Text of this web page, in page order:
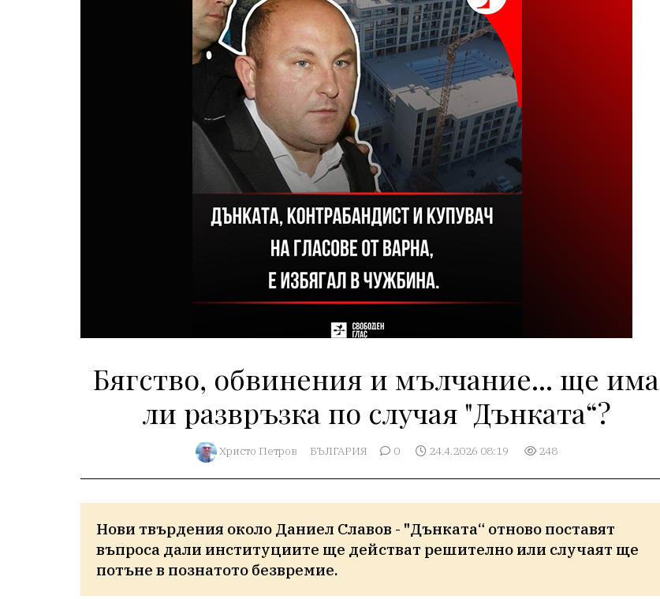
Бягство, обвинения и мълчание... ще има
ли развръзка по случая "Дънката“?
Христо Петров БЪЛГАРИЯ 0 24.4.2026 08:19 248
Нови твърдения около Даниел Славов - "Дънката“ отново поставят
въпроса дали институциите ще действат решително или случаят ще
потъне в познатото безвремие.